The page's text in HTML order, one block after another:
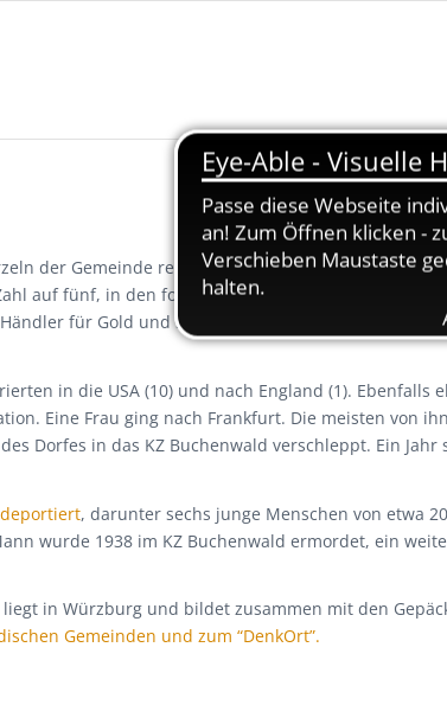
der Gemeinde reichen jedoch bis ans Ende des
auf fünf, in den folgenden 100 Jahren auf 21 und
für Gold und Silber und ein Buchhändler. Seit
in die USA (10) und nach England (1). Ebenfalls
Eine Frau ging nach Frankfurt. Die meisten von
Dorfes in das KZ Buchenwald verschleppt. Ein Jahr
, darunter sechs junge Menschen von etwa
wurde 1938 im KZ Buchenwald ermordet, ein
in Würzburg und bildet zusammen mit den
Gemeinden und zum “DenkOrt”.